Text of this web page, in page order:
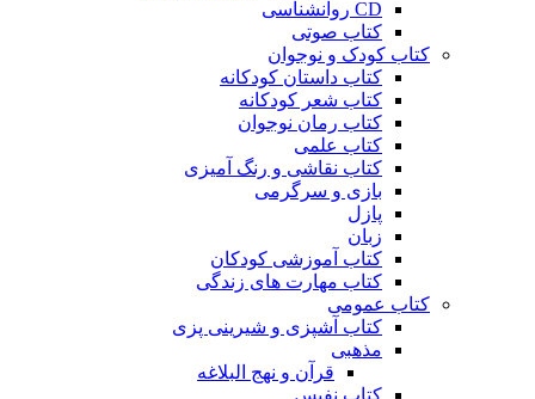
CD روانشناسی
کتاب صوتی
کتاب کودک و نوجوان
کتاب داستان کودکانه
کتاب شعر کودکانه
کتاب رمان نوجوان
کتاب علمی
کتاب نقاشی و رنگ آمیزی
بازی و سرگرمی
پازل
زبان
کتاب آموزشی کودکان
کتاب مهارت های زندگی
کتاب عمومی
کتاب آشپزی و شیرینی پزی
مذهبی
قرآن و نهج البلاغه
کتاب نفیس